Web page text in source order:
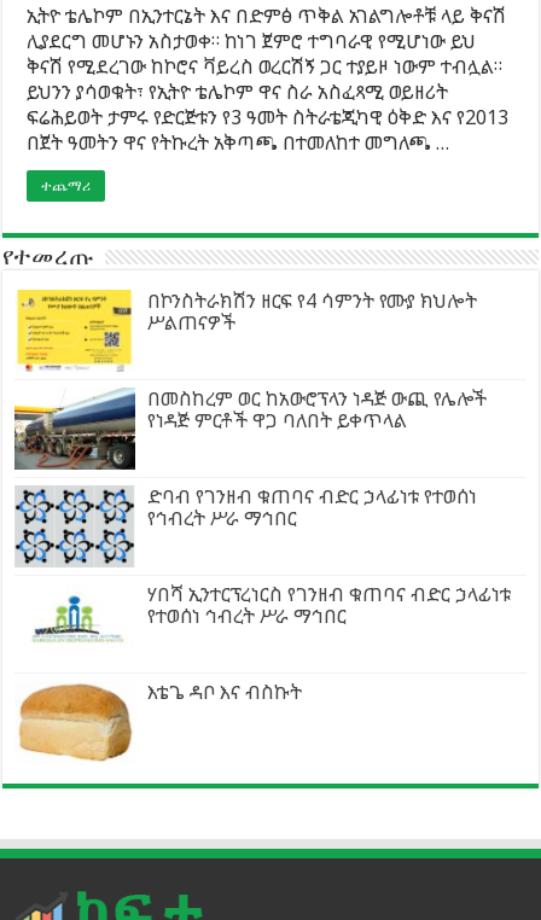
ኢትዮ ቴሌኮም በኢንተርኔት እና በድምፅ ጥቅል አገልግሎቶቹ ላይ ቅናሽ
ሊያደርግ መሆኑን አስታወቀ። ከነገ ጀምሮ ተግባራዊ የሚሆነው ይህ
ቅናሽ የሚደረገው ከኮሮና ቫይረስ ወረርሽኝ ጋር ተያይዞ ነውም ተብሏል።
ይህንን ያሳወቁት፣ የኢትዮ ቴሌኮም ዋና ስራ አስፈጻሚ ወይዘሪት
ፍሬሕይወት ታምሩ የድርጅቱን የ3 ዓመት ስትራቴጂካዊ ዕቅድ እና የ2013
በጀት ዓመትን ዋና የትኩረት አቅጣጫ በተመለከተ መግለጫ …
ተጨማሪ
የተመረጡ
በኮንስትራክሽን ዘርፍ የ4 ሳምንት የሙያ ክህሎት
ሥልጠናዎች
በመስከረም ወር ከአውሮፕላን ነዳጅ ውጪ የሌሎች
የነዳጅ ምርቶች ዋጋ ባለበት ይቀጥላል
ድባብ የገንዘብ ቁጠባና ብድር ኃላፊነቱ የተወሰነ
የኅብረት ሥራ ማኅበር
ሃበሻ ኢንተርፕረነርስ የገንዘብ ቁጠባና ብድር ኃላፊነቱ
የተወሰነ ኅብረት ሥራ ማኅበር
እቴጌ ዳቦ እና ብስኩት